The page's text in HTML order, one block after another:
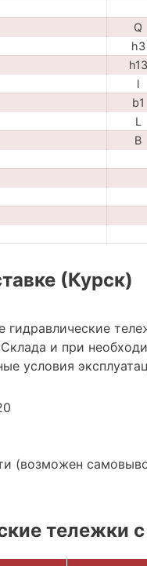
Q
h3
h13
l
b1
L
B
(Курск)
гидравлические
и при
условия
(возможен
тележки